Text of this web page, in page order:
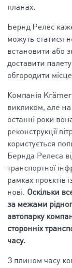
планах.
Бернд Релес
можуть статися
встановити або
доставити
обгородити
Компанія
викликом, але
останні роки
реконструкції
користується
Бернда Релеса
транспортної
рамках проєктів
нові. Оскільки
за межами
автопарку
сторонніх
часу.
З плином часу